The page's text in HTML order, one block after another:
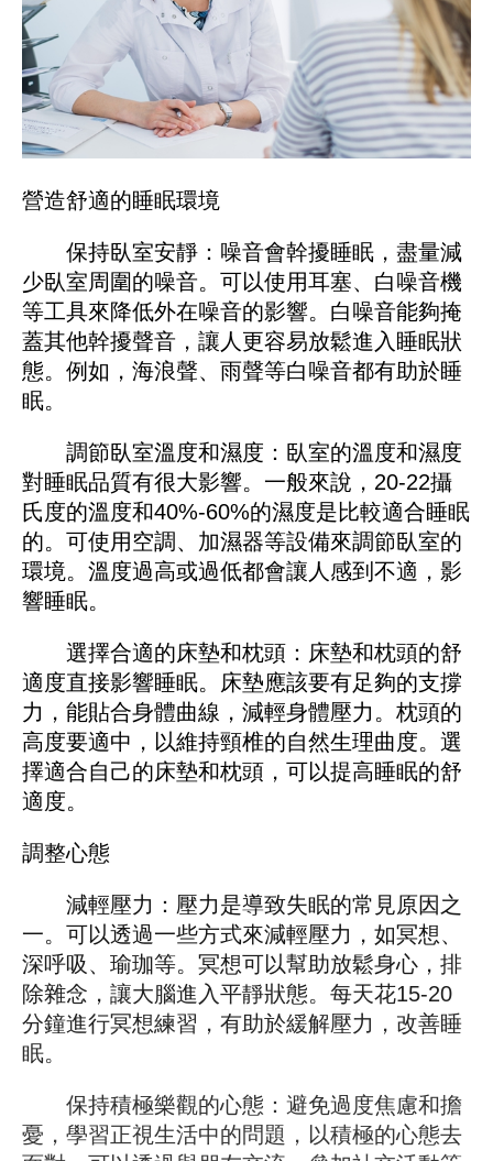
營造舒適的睡眠環境
保持臥室安靜：噪音會幹擾睡眠，盡量減
少臥室周圍的噪音。可以使用耳塞、白噪音機
等工具來降低外在噪音的影響。白噪音能夠掩
蓋其他幹擾聲音，讓人更容易放鬆進入睡眠狀
態。例如，海浪聲、雨聲等白噪音都有助於睡
眠。
調節臥室溫度和濕度：臥室的溫度和濕度
對睡眠品質有很大影響。一般來說，20-22攝
氏度的溫度和40%-60%的濕度是比較適合睡眠
的。可使用空調、加濕器等設備來調節臥室的
環境。溫度過高或過低都會讓人感到不適，影
響睡眠。
選擇合適的床墊和枕頭：床墊和枕頭的舒
適度直接影響睡眠。床墊應該要有足夠的支撐
力，能貼合身體曲線，減輕身體壓力。枕頭的
高度要適中，以維持頸椎的自然生理曲度。選
擇適合自己的床墊和枕頭，可以提高睡眠的舒
適度。
調整心態
減輕壓力：壓力是導致失眠的常見原因之
一。可以透過一些方式來減輕壓力，如冥想、
深呼吸、瑜珈等。冥想可以幫助放鬆身心，排
除雜念，讓大腦進入平靜狀態。每天花15-20
分鐘進行冥想練習，有助於緩解壓力，改善睡
眠。
保持積極樂觀的心態：避免過度焦慮和擔
憂，學習正視生活中的問題，以積極的心態去